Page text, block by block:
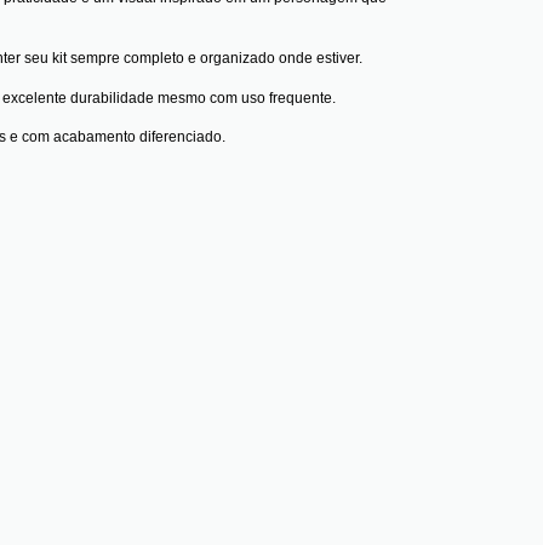
seu kit sempre completo e organizado onde estiver.
durabilidade mesmo com uso frequente.
e com acabamento diferenciado.